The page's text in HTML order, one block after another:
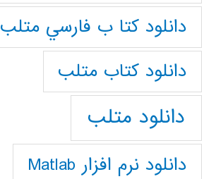
دانلود كتا ب فارسي متلب
دانلود كتاب متلب
دانلود متلب
دانلود نرم افزار Matlab